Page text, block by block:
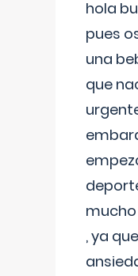
hola
pues
una
que
, ya